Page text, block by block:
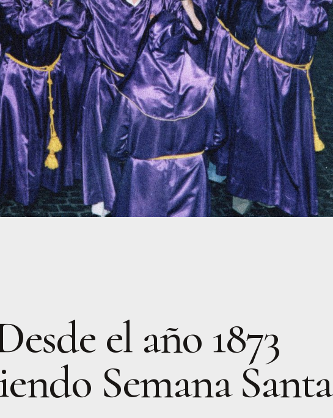
el año 1873
Semana Santa